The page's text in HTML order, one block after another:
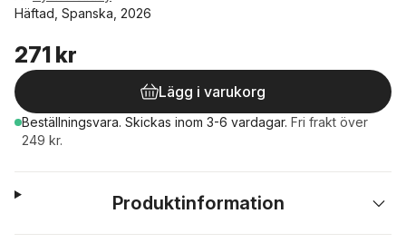
Häftad, Spanska, 2026
271 kr
Lägg i varukorg
Beställningsvara. Skickas inom 3-6 vardagar. Fri frakt över
249 kr.
Produktinformation